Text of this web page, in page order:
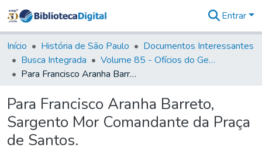
&
Coleções
Tudo na
Biblioteca
Estatísticas
Entrar
Início História de São Paulo
Documentos Interessantes
Busca Integrada
Volume 85 - Ofícios do General Francisco da Cunha Menezes (Governador da Capitania): 1782- 1786
Para Francisco Aranha Barreto, Sargento Mor Comandante da Praça de Santos.
Para Francisco Aranha Barreto,
Sargento Mor Comandante da Praça
de Santos.